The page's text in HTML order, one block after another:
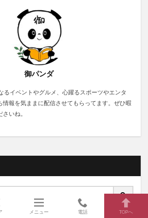
御パンダ
るイベントやグルメ、心躍るスポーツやエンタ
情報を気ままに配信させてもらってます。ぜひ暇
いね。
闘技 お祭り
メニュー 電話 TOPへ